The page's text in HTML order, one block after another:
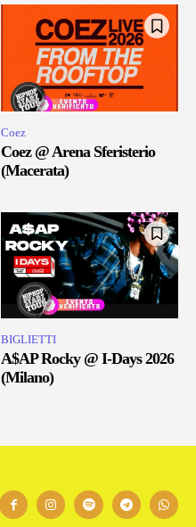
Coez
Coez @ Arena Sferisterio
(Macerata)
BIGLIETTI
A$AP Rocky @ I-Days 2026
(Milano)